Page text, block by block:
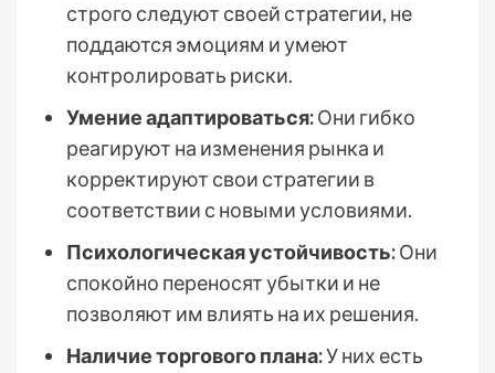
строго следуют своей стратегии, не
поддаются эмоциям и умеют
контролировать риски.
Умение адаптироваться:Они гибко
реагируют на изменения рынка и
корректируют свои стратегии в
соответствии с новыми условиями.
Психологическая устойчивость:Они
спокойно переносят убытки и не
позволяют им влиять на их решения.
Наличие торгового плана:У них есть